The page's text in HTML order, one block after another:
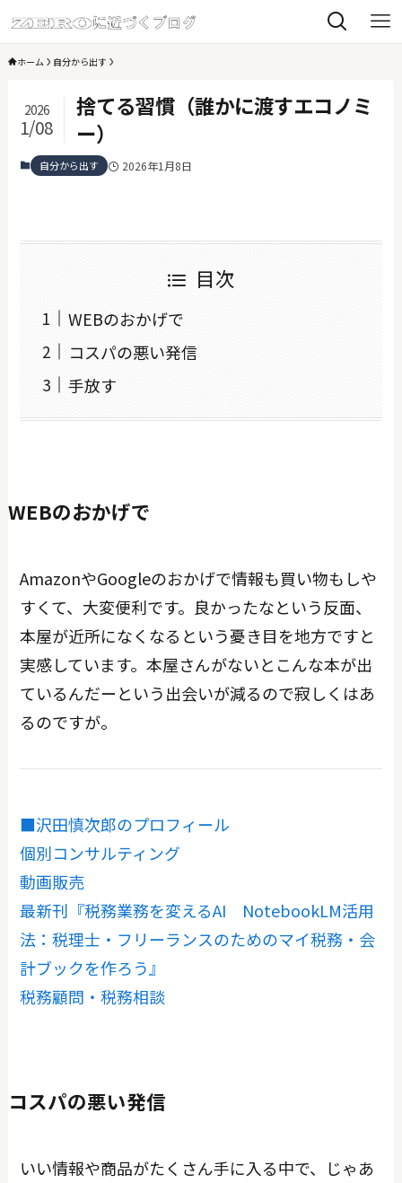
ホーム 自分から出す
捨てる習慣（誰かに渡すエコノミ
ー）
2026
1/08
自分から出す 2026年1月8日
目次
WEBのおかげで
コスパの悪い発信
手放す
WEBのおかげで
AmazonやGoogleのおかげで情報も買い物もしや
すくて、大変便利です。良かったなという反面、
本屋が近所になくなるという憂き目を地方ですと
実感しています。本屋さんがないとこんな本が出
ているんだーという出会いが減るので寂しくはあ
るのですが。
■沢田慎次郎のプロフィール
個別コンサルティング
動画販売
最新刊『税務業務を変えるAI NotebookLM活用
法：税理士・フリーランスのためのマイ税務・会
計ブックを作ろう』
税務顧問・税務相談
コスパの悪い発信
いい情報や商品がたくさん手に入る中で、じゃあ